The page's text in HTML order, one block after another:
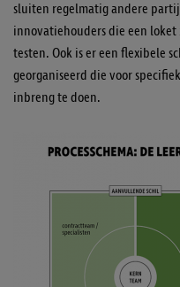
sluiten regelmatig andere
innovatiehouders die een
testen. Ook is er een flexibele
georganiseerd die voor
inbreng te doen.